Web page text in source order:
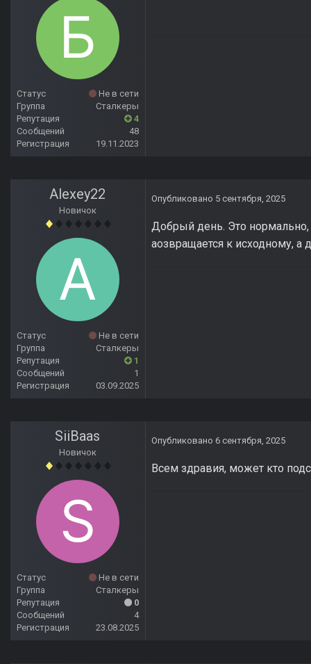
Статус
Не в сети
Группа
Сталкеры
Репутация
4
Сообщений
48
Регистрация
19.11.2023
Alexey22
Новичок
Статус
Не в сети
Группа
Сталкеры
Репутация
1
Сообщений
1
Регистрация
03.09.2025
Опубликовано 5 сентября, 2025
Добрый день. Это нормально,
аозвращается к исходному, а
SiiBaas
Новичок
Статус
Не в сети
Группа
Сталкеры
Репутация
0
Сообщений
4
Регистрация
23.08.2025
Опубликовано 6 сентября, 2025
Всем здравия, может кто